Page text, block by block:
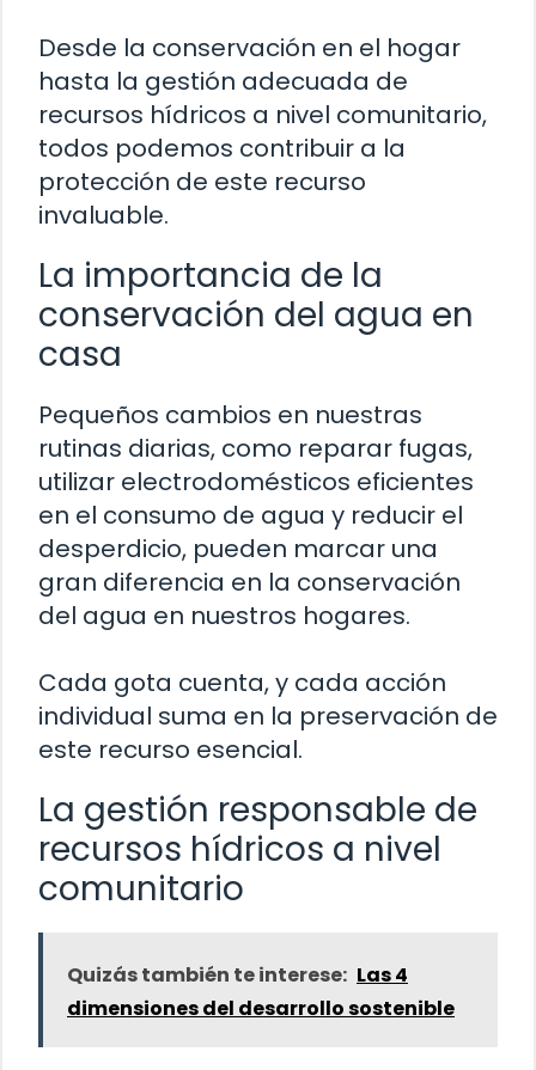
Desde la conservación en el hogar
hasta la gestión adecuada de
recursos hídricos a nivel comunitario,
todos podemos contribuir a la
protección de este recurso
invaluable.
La importancia de la
conservación del agua en
casa
Pequeños cambios en nuestras
rutinas diarias, como reparar fugas,
utilizar electrodomésticos eficientes
en el consumo de agua y reducir el
desperdicio, pueden marcar una
gran diferencia en la conservación
del agua en nuestros hogares.
Cada gota cuenta, y cada acción
individual suma en la preservación de
este recurso esencial.
La gestión responsable de
recursos hídricos a nivel
comunitario
Quizás también te interese: Las 4
dimensiones del desarrollo sostenible